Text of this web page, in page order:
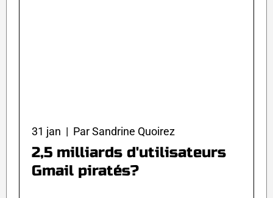
31 jan | Par Sandrine Quoirez
2,5 milliards d'utilisateurs
Gmail piratés?